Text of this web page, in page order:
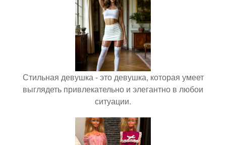
Стильная девушка - это девушка, которая умеет
выглядеть привлекательно и элегантно в любои
ситуации.